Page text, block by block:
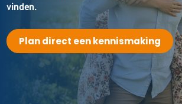
vinden.
Plan direct een kennismaking